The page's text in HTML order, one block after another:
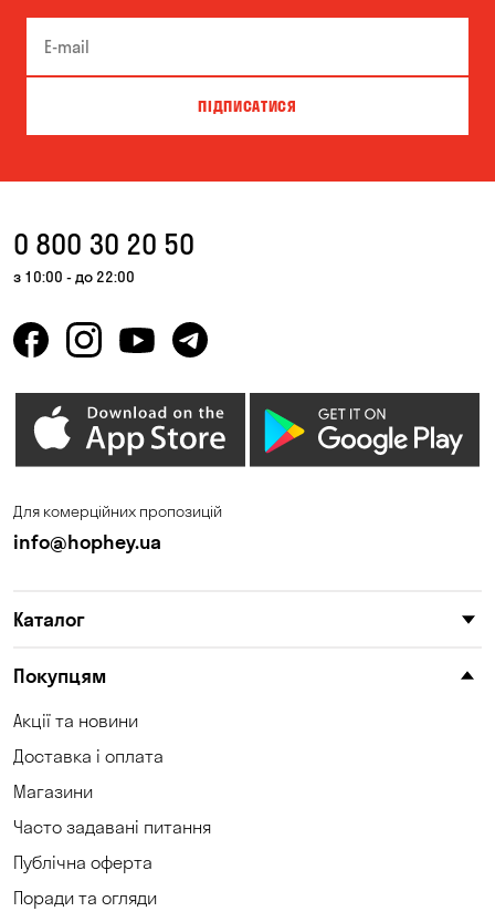
ПІДПИСАТИСЯ
0 800 30 20 50
з 10:00 - до 22:00
Для комерційних пропозицій
info@hophey.ua
Каталог
Покупцям
Акції та новини
Доставка і оплата
Магазини
Часто задавані питання
Публічна оферта
Поради та огляди